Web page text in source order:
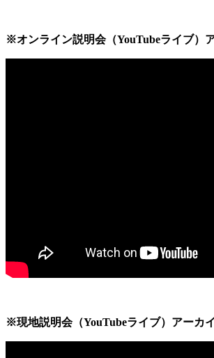
※オンライン説明会（YouTubeライブ）
※現地説明会（YouTubeライブ）アーカ